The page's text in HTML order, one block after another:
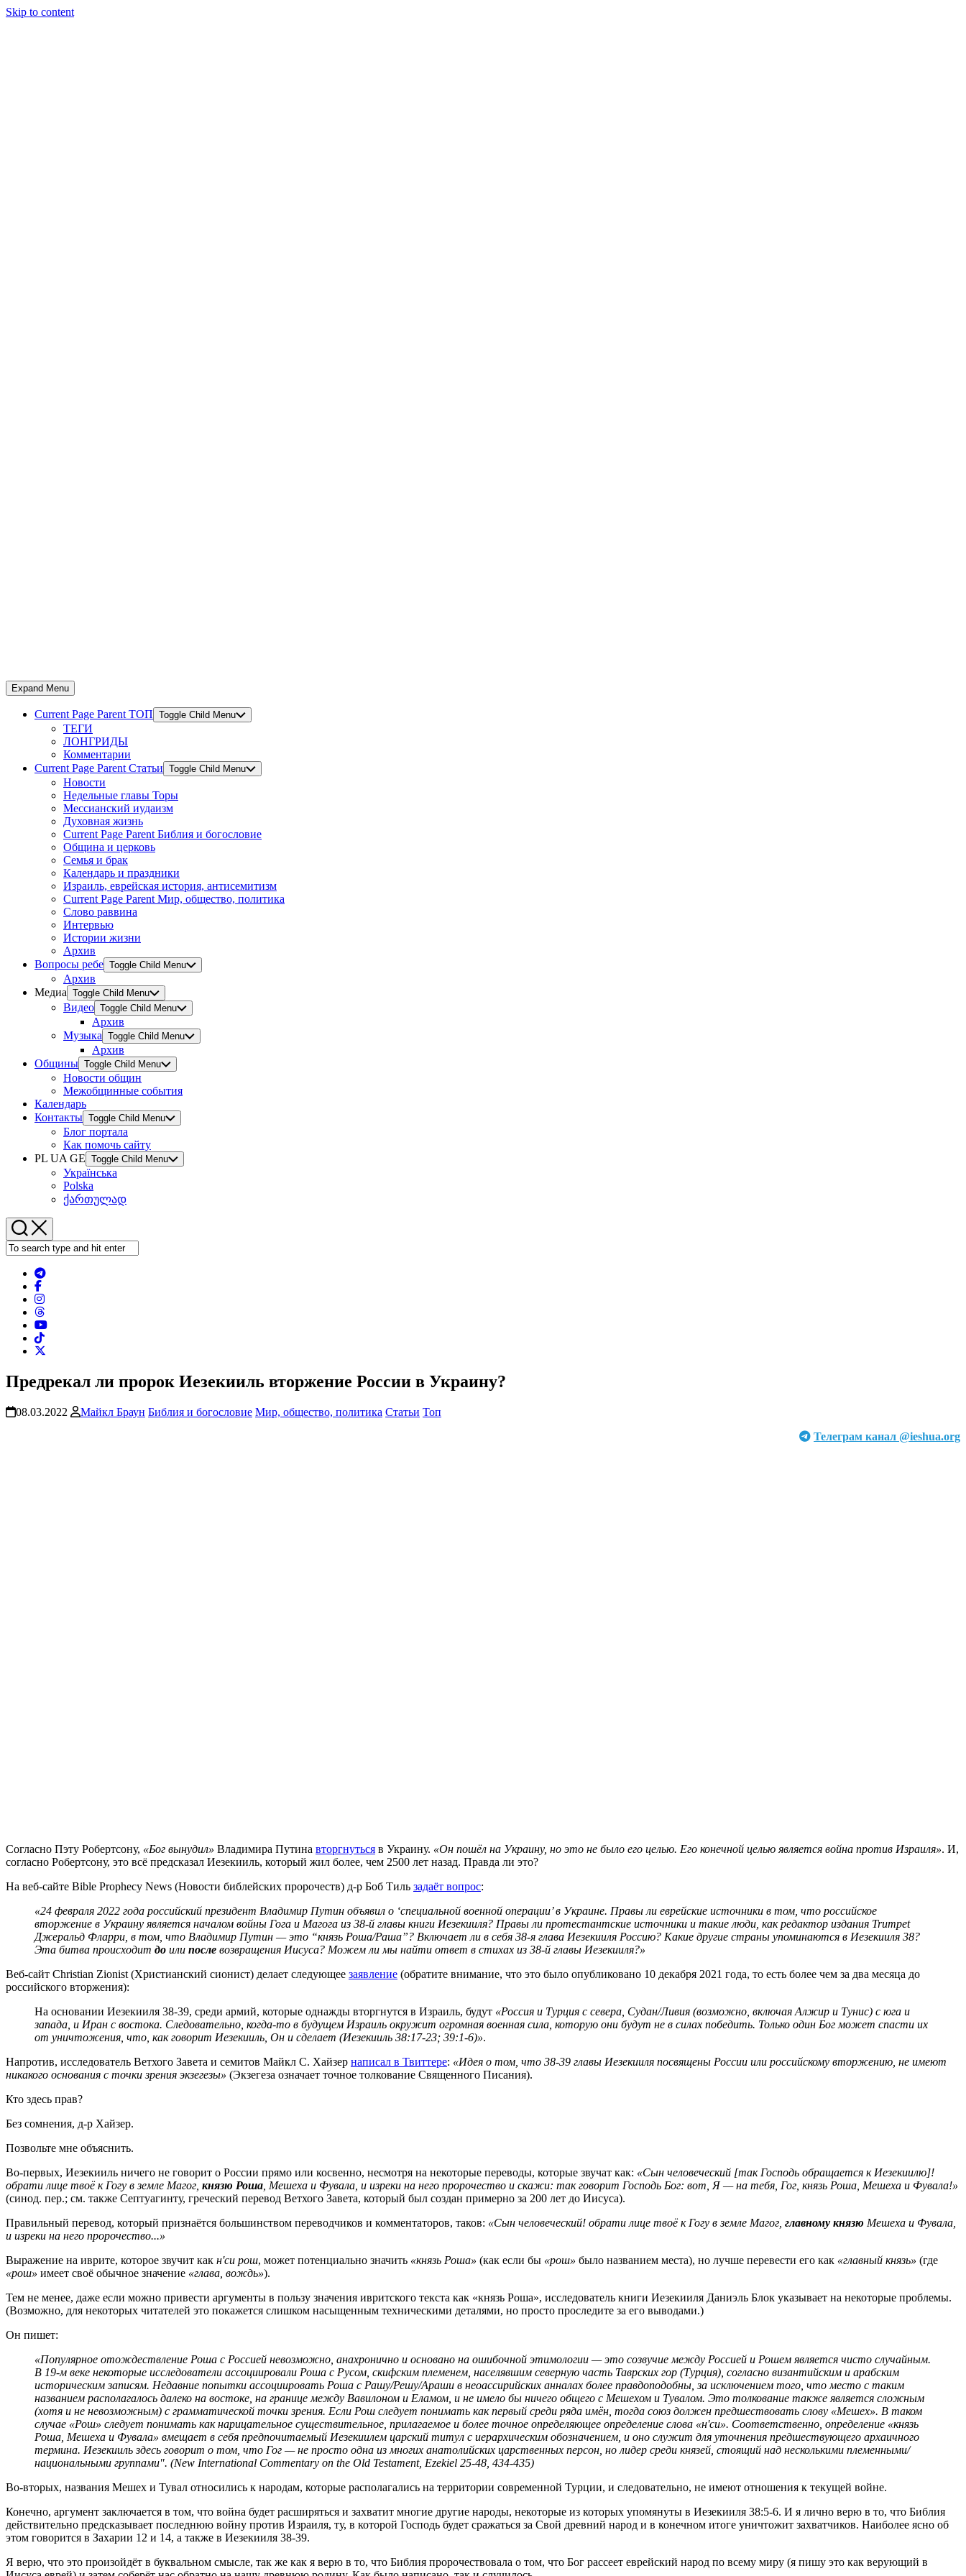
Skip to content
Expand Menu
Current Page Parent ТОП Toggle Child Menu
ТЕГИ
ЛОНГРИДЫ
Комментарии
Current Page Parent Статьи Toggle Child Menu
Новости
Недельные главы Торы
Мессианский иудаизм
Духовная жизнь
Current Page Parent Библия и богословие
Община и церковь
Семья и брак
Календарь и праздники
Израиль, еврейская история, антисемитизм
Current Page Parent Мир, общество, политика
Слово раввина
Интервью
Истории жизни
Архив
Вопросы ребе Toggle Child Menu
Архив
Медиа Toggle Child Menu
Видео Toggle Child Menu
Архив
Музыка Toggle Child Menu
Архив
Общины Toggle Child Menu
Новости общин
Межобщинные события
Календарь
Контакты Toggle Child Menu
Блог портала
Как помочь сайту
PL UA GE Toggle Child Menu
Українська
Polska
ქართულად
Предрекал ли пророк Иезекииль вторжение России в Украину?
08.03.2022 Майкл Браун Библия и богословие Мир, общество, политика Статьи Топ
Телеграм канал @ieshua.org
Согласно Пэту Робертсону, «Бог вынудил» Владимира Путина вторгнуться в Украину. «Он пошёл на Украину, но это не было его целью. Его конечной целью является война против Израиля». И,
согласно Робертсону, это всё предсказал Иезекииль, который жил более, чем 2500 лет назад. Правда ли это?
На веб-сайте Bible Prophecy News (Новости библейских пророчеств) д-р Боб Тиль задаёт вопрос:
«24 февраля 2022 года российский президент Владимир Путин объявил о ‘специальной военной операции’ в Украине. Правы ли еврейские источники в том, что российское
вторжение в Украину является началом войны Гога и Магога из 38-й главы книги Иезекииля? Правы ли протестантские источники и такие люди, как редактор издания Trumpet
Джеральд Фларри, в том, что Владимир Путин — это “князь Роша/Раша”? Включает ли в себя 38-я глава Иезекииля Россию? Какие другие страны упоминаются в Иезекииля 38?
Эта битва происходит до или после возвращения Иисуса? Можем ли мы найти ответ в стихах из 38-й главы Иезекииля?»
Веб-сайт Christian Zionist (Христианский сионист) делает следующее заявление (обратите внимание, что это было опубликовано 10 декабря 2021 года, то есть более чем за два месяца до
российского вторжения):
На основании Иезекииля 38-39, среди армий, которые однажды вторгнутся в Израиль, будут «Россия и Турция с севера, Судан/Ливия (возможно, включая Алжир и Тунис) с юга и
запада, и Иран с востока. Следовательно, когда-то в будущем Израиль окружит огромная военная сила, которую они будут не в силах победить. Только один Бог может спасти их
от уничтожения, что, как говорит Иезекииль, Он и сделает (Иезекииль 38:17-23; 39:1-6)».
Напротив, исследователь Ветхого Завета и семитов Майкл С. Хайзер написал в Твиттере: «Идея о том, что 38-39 главы Иезекииля посвящены России или российскому вторжению, не имеют
никакого основания с точки зрения экзегезы» (Экзегеза означает точное толкование Священного Писания).
Кто здесь прав?
Без сомнения, д-р Хайзер.
Позвольте мне объяснить.
Во-первых, Иезекииль ничего не говорит о России прямо или косвенно, несмотря на некоторые переводы, которые звучат как: «Сын человеческий [так Господь обращается к Иезекиилю]!
обрати лице твоё к Гогу в земле Магог, князю Роша , Мешеха и Фувала, и изреки на него пророчество и скажи: так говорит Господь Бог: вот, Я — на тебя, Гог, князь Роша, Мешеха и Фувала!»
(синод. пер.; см. также Септуагинту, греческий перевод Ветхого Завета, который был создан примерно за 200 лет до Иисуса).
Правильный перевод, который признаётся большинством переводчиков и комментаторов, таков: «Сын человеческий! обрати лице твоё к Гогу в земле Магог, главному князю Мешеха и Фувала,
и изреки на него пророчество...»
Выражение на иврите, которое звучит как н'си рош, может потенциально значить «князь Роша» (как если бы «рош» было названием места), но лучше перевести его как «главный князь» (где
«рош» имеет своё обычное значение «глава, вождь»).
Тем не менее, даже если можно привести аргументы в пользу значения ивритского текста как «князь Роша», исследователь книги Иезекииля Даниэль Блок указывает на некоторые проблемы.
(Возможно, для некоторых читателей это покажется слишком насыщенным техническими деталями, но просто проследите за его выводами.)
Он пишет:
«Популярное отождествление Роша с Россией невозможно, анахронично и основано на ошибочной этимологии — это созвучие между Россией и Рошем является чисто случайным.
В 19-м веке некоторые исследователи ассоциировали Роша с Русом, скифским племенем, населявшим северную часть Таврских гор (Турция), согласно византийским и арабским
историческим записям. Недавние попытки ассоциировать Роша с Рашу/Решу/Араши в неоассирийских анналах более правдоподобны, за исключением того, что место с таким
названием располагалось далеко на востоке, на границе между Вавилоном и Еламом, и не имело бы ничего общего с Мешехом и Тувалом. Это толкование также является сложным
(хотя и не невозможным) с грамматической точки зрения. Если Рош следует понимать какпервый среди ряда имён, тогда союз должен предшествовать слову «Мешех». В таком
случае «Рош» следует понимать как нарицательное существительное, прилагаемое и более точное определяющее определение слова «н'си». Соответственно, определение «князь
Роша, Мешеха и Фувала» вмещает в себя предпочитаемый Иезекиилем царский титул с иерархическим обозначением, и оно служит для уточнения предшествующего архаичного
термина. Иезекииль здесь говорит о том, что Гог — не просто одна из многих анатолийских царственных персон, но лидер среди князей, стоящий над несколькими племенными/
национальными группами". (New International Commentary on the Old Testament, Ezekiel 25-48, 434-435)
Во-вторых, названия Мешех и Тувал относились к народам, которые располагались на территории современной Турции, и следовательно, не имеют отношения к текущей войне.
Конечно, аргумент заключается в том, что война будет расширяться и захватит многие другие народы, некоторые из которых упомянуты в Иезекииля 38:5-6. И я лично верю в то, что Библия
действительно предсказывает последнюю войну против Израиля, ту, в которой Господь будет сражаться за Свой древний народ и в конечном итоге уничтожит захватчиков. Наиболее ясно об
этом говорится в Захарии 12 и 14, а также в Иезекииля 38-39.
Я верю, что это произойдёт в буквальном смысле, так же как я верю в то, что Библия пророчествовала о том, что Бог рассеет еврейский народ по всему миру (я пишу это как верующий в